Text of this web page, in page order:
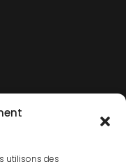
utilisons des